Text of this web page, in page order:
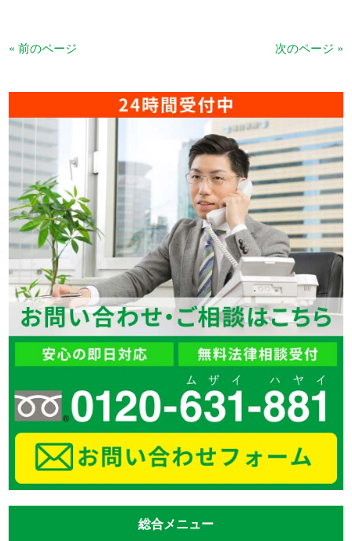
« 前のページ 次のページ »
総合メニュー